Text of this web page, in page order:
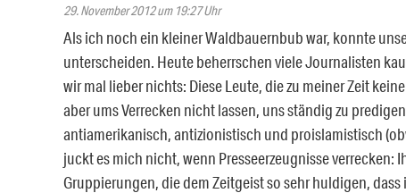
29. November 2012 um 19:27 Uhr
Als ich noch ein kleiner Waldbauernbub war, konnte
unterscheiden. Heute beherrschen viele Journalisten
wir mal lieber nichts: Diese Leute, die zu meiner Zeit
aber ums Verrecken nicht lassen, uns ständig zu
antiamerikanisch, antizionistisch und proislamistisch
juckt es mich nicht, wenn Presseerzeugnisse
Gruppierungen, die dem Zeitgeist so sehr huldigen,